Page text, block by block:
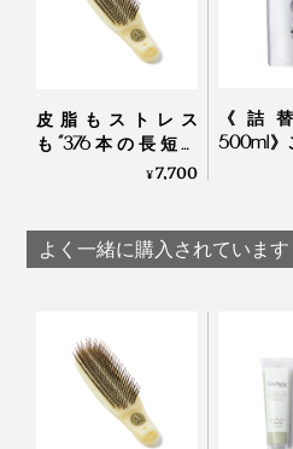
皮脂もストレス
も“376本の長短ピ
ン”が洗い流してくれ
ルプブラシ
¥7,700
《詰
500ml》
身洗え
よく一緒に購入されています